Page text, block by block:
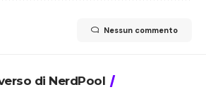
Nessun commento
di NerdPool